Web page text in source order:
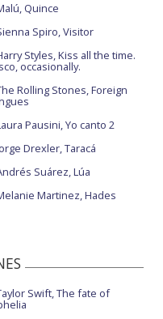
Quince
Spiro, Visitor
Styles, Kiss all the time.
occasionally.
Rolling Stones, Foreign
Pausini, Yo canto 2
Drexler, Taracá
Suárez, Lúa
Martinez, Hades
Swift, The fate of